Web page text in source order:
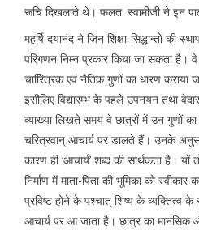
रूचि दिखलाते थे। फलत: स्वामीजी ने इन
महर्षि दयानंद ने जिन शिक्षा-सिद्धान्तों की
परिगणन निम्न प्रकार किया जा सकता है। वे
चारिित्रक एवं नैतिक गुणों का धारण
इसीलिए विद्यारम्भ के पहले उपनयन तथा
व्याख्या लिखते समय वे छात्रों में उन गुणों
चरित्रवान् आचार्य पर डालते हैं। उनके
कारण ही ‘आचार्यं’ शब्द की सार्थकता है।
निर्माण में माता-पिता की भूमिका को
प्रविष्ट होने के पश्चात् शिष्य के व्यक्तित्व के
आचार्य पर आ जाता है। छात्र का मानसिक